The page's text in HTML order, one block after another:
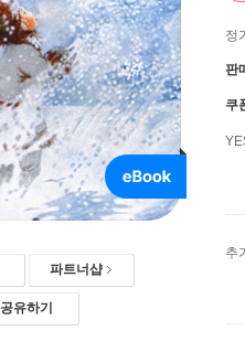
파트너샵
공유하기
정
판
쿠
추